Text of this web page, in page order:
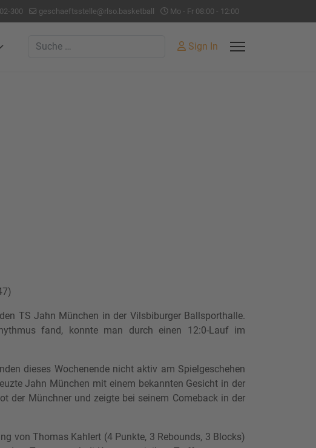
300 geschaeftsstelle@rlso.basketball Mo - Fr 08:00 - 12:00
Suchen Sign In
TS Jahn München in der Vilsbiburger Ballsporthalle.
fand, konnte man durch einen 12:0-Lauf im
dieses Wochenende nicht aktiv am Spielgeschehen
Jahn München mit einem bekannten Gesicht in der
der Münchner und zeigte bei seinem Comeback in der
von Thomas Kahlert (4 Punkte, 3 Rebounds, 3 Blocks)